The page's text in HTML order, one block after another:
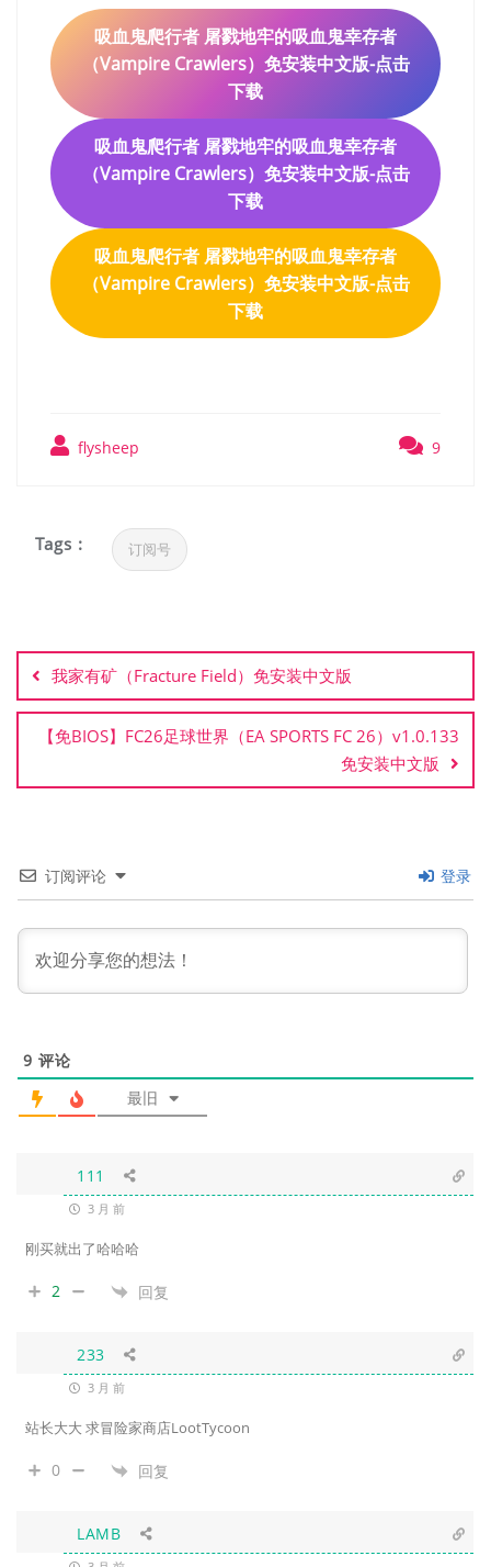
吸血鬼爬行者 屠戮地牢的吸血鬼幸存者
（Vampire Crawlers）免安装中文版-点击
下载
吸血鬼爬行者 屠戮地牢的吸血鬼幸存者
（Vampire Crawlers）免安装中文版-点击
下载
吸血鬼爬行者 屠戮地牢的吸血鬼幸存者
（Vampire Crawlers）免安装中文版-点击
下载
flysheep 9
Tags : 订阅号
章
导
航
我家有矿（Fracture Field）免安装中文版
【免BIOS】FC26足球世界（EA SPORTS FC 26）v1.0.133
免安装中文版
订阅评论 登录
9 评论
最旧
111
3 月 前
刚买就出了哈哈哈
2 回复
233
3 月 前
站长大大 求冒险家商店LootTycoon
0 回复
LAMB